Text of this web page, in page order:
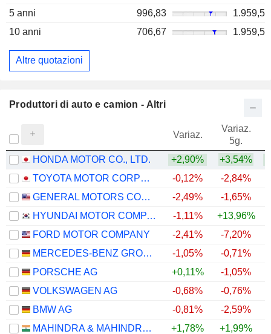
5 anni
996,83
1.959,5
10 anni
706,67 1.959,5
Altre quotazioni
Produttori di auto e camion - Altri
Variaz.
Variaz.
5g.
HONDA MOTOR CO., LTD. +2,90% +3,54%
TOYOTA MOTOR CORPORATION
-0,12% -2,84%
GENERAL MOTORS COMPANY
-2,49% -1,65%
HYUNDAI MOTOR COMPANY
-1,11% +13,96%
FORD MOTOR COMPANY
-2,41% -7,20%
MERCEDES-BENZ GROUP AG
-1,05% -0,71%
PORSCHE AG
+0,11% -1,05%
VOLKSWAGEN AG
-0,68% -0,76%
BMW AG
-0,81% -2,59%
MAHINDRA & MAHINDRA LIMITED
+1,78% +1,99%